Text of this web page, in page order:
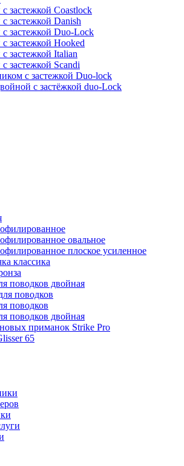
застежкой Coastlock
застежкой Danish
застежкой Duo-Lock
застежкой Hooked
застежкой Italian
застежкой Scandi
с застежкой Duo-lock
с застёжкой duo-Lock
овальное
плоское усиленное
классика
поводков двойная
поводков
поводков
поводков двойная
приманок Strike Pro
65